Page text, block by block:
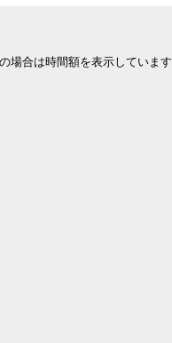
場合は時間額を表示しています